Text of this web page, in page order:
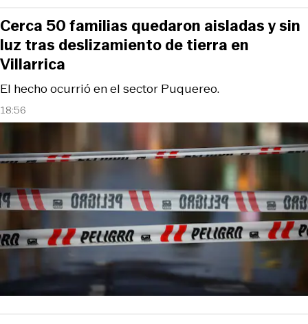
18:56
El hecho ocurrió en el sector Puquereo.
Cerca 50 familias quedaron aisladas y sin
luz tras deslizamiento de tierra en
Villarrica